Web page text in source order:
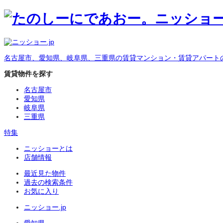
名古屋市、愛知県、岐阜県、三重県の賃貸マンション・賃貸アパート
賃貸物件を探す
名古屋市
愛知県
岐阜県
三重県
特集
ニッショーとは
店舗情報
最近見た物件
過去の検索条件
お気に入り
ニッショー.jp